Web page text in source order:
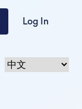
Log In